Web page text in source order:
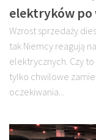
elektryków po
Wzrost sprzedaży
tak Niemcy reagują
elektrycznych. Czy
tylko chwilowe
oczekiwania...